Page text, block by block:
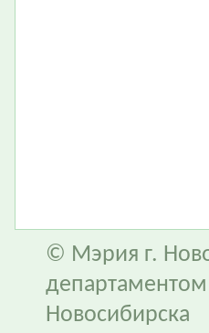
© Мэрия г.
Новосибирска